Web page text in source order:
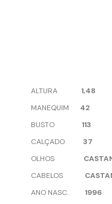
ALTURA 1,48
MANEQUIM 42
BUSTO 113
CALÇADO 37
OLHOS
CABELOS
ANO NASC. 1996